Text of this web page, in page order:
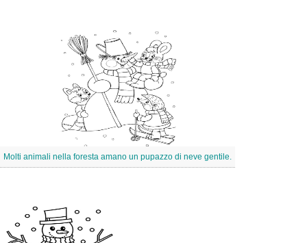
Molti animali nella foresta amano un pupazzo di neve gentile.